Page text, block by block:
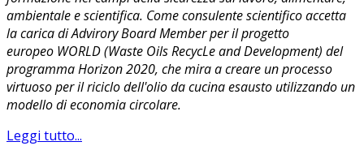
ambientale e scientifica. Come consulente scientifico accetta
la carica di Advirory Board Member per il progetto
europeo WORLD (Waste Oils RecycLe and Development) del
programmaHorizon 2020, che mira a creare un processo
virtuoso per il riciclo dell'olio da cucina esausto utilizzando un
modello di economia circolare.
Leggi tutto...